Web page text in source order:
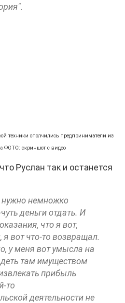
техники ополчились предприниматели из
ФОТО: скриншот с видео
Руслан так и останется
нужно немножко
деньги отдать. И
что я вот,
я вот что-то возвращал.
у меня вот умысла на
там имуществом
прибыль
то
деятельности не